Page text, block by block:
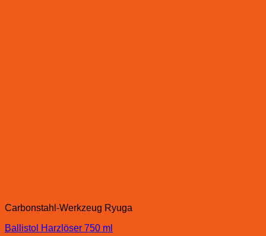
Carbonstahl-Werkzeug Ryuga
Ballistol Harzlöser 750 ml